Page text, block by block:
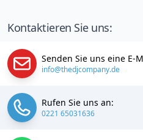
Kontaktieren Sie uns:
Senden Sie uns eine E-
info@thedjcompany.de
Rufen Sie uns an:
0221 65031636